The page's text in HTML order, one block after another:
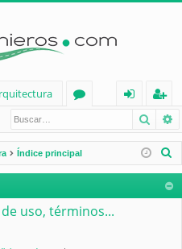
os
nt
ifi
eg
ist
ra
Índice principal
uso, términos...